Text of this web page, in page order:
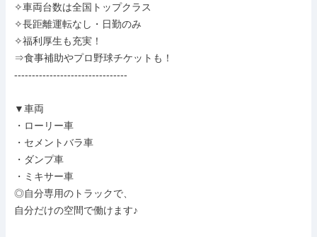
✧車両台数は全国トップクラス
✧長距離運転なし・日勤のみ
✧福利厚生も充実！
⇒食事補助やプロ野球チケットも！
--------------------------------
▼車両
・ローリー車
・セメントバラ車
・ダンプ車
・ミキサー車
◎自分専用のトラックで、
自分だけの空間で働けます♪